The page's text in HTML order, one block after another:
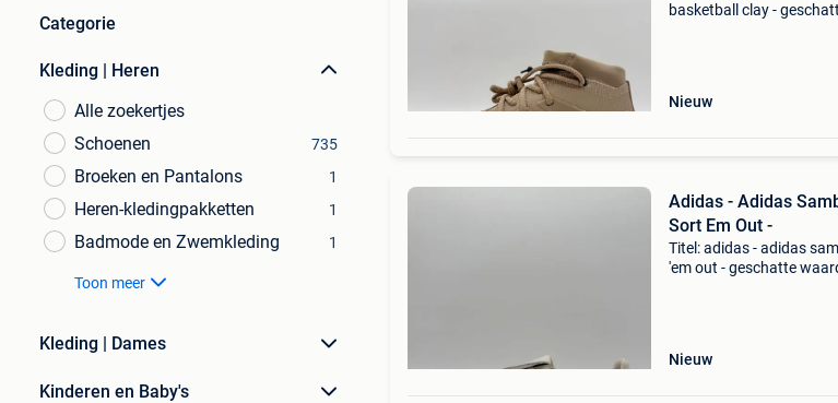
Categorie
Kleding | Heren
Alle zoekertjes
Schoenen
735
Broeken en Pantalons 1
Heren-kledingpakketten 1
Badmode en Zwemkleding 1
Toon meer
Kleding | Dames
Kinderen en Baby's
basketball clay -
Nieuw
Adidas - Adidas
Sort Em Out -
Titel: adidas - adidas
'em out - geschatte
Nieuw